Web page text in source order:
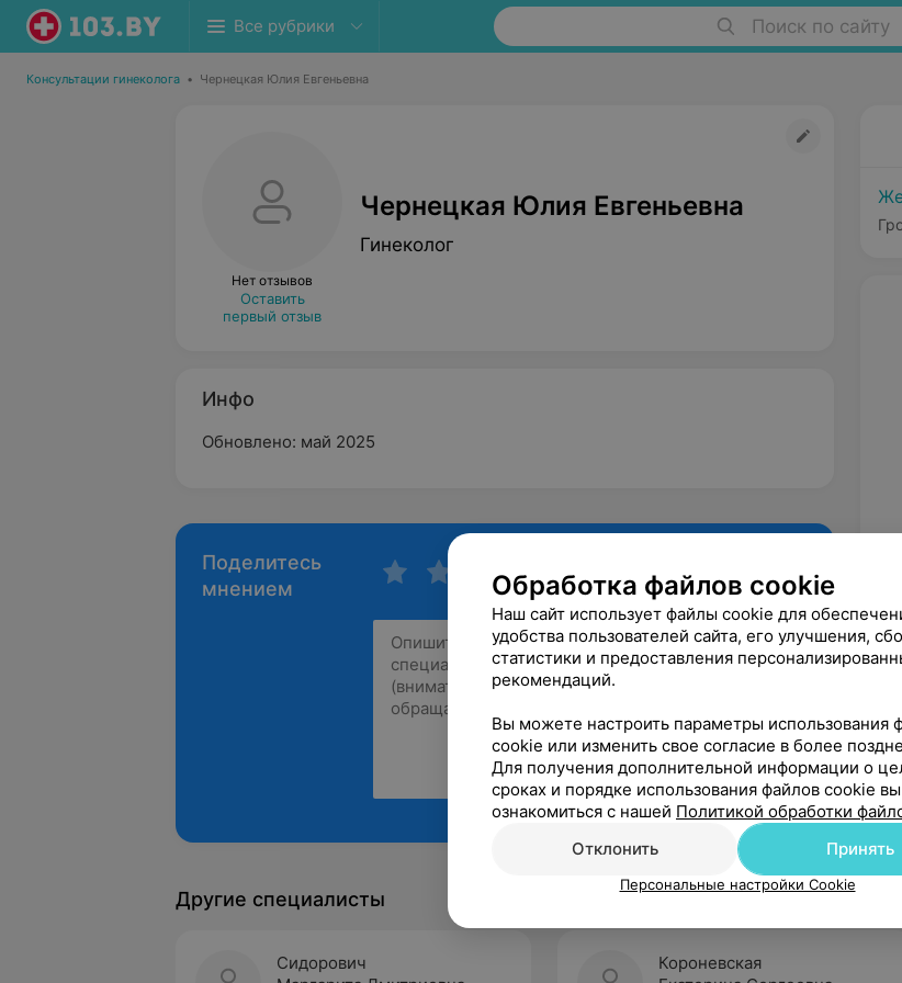
Все рубрики Поиск по сайту
Консультации гинеколога • Чернецкая Юлия Евгеньевна
Нет отзывов
Оставить
первый отзыв
Чернецкая Юлия Евгеньевна
Гинеколог
Инфо
Обновлено: май 2025
Поделитесь
мнением
Рекомендую
Другие специалисты
Сидорович
Короневская
Обработка файлов cookie
Наш сайт использует файлы cookie для
удобства пользователей сайта, его улучшения,
статистики и предоставления
рекомендаций.
Вы можете настроить параметры использования
cookie или изменить свое согласие в более
Для получения дополнительной информации о
сроках и порядке использования файлов cookie
ознакомиться с нашей Политикой обработки
Отклонить
Принять
Персональные настройки Cookie